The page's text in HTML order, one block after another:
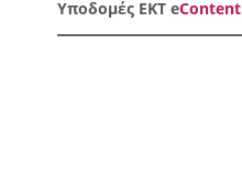
Υποδομές ΕΚΤ eContent